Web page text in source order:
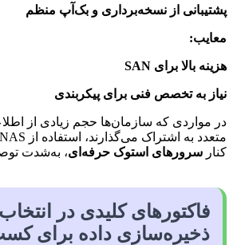
پشتیبانی از نسخه‌برداری و بک‌آپ منظم
معایب:
هزینه بالا برای SAN
نیاز به تخصص فنی برای پیکربندی
در مواردی که سازمان‌ها حجم زیادی از
کنار سرورهای استوک حرفه‌ای، به‌شدت
فاکتورهای کلیدی در
ذخیره‌سازی داده برای